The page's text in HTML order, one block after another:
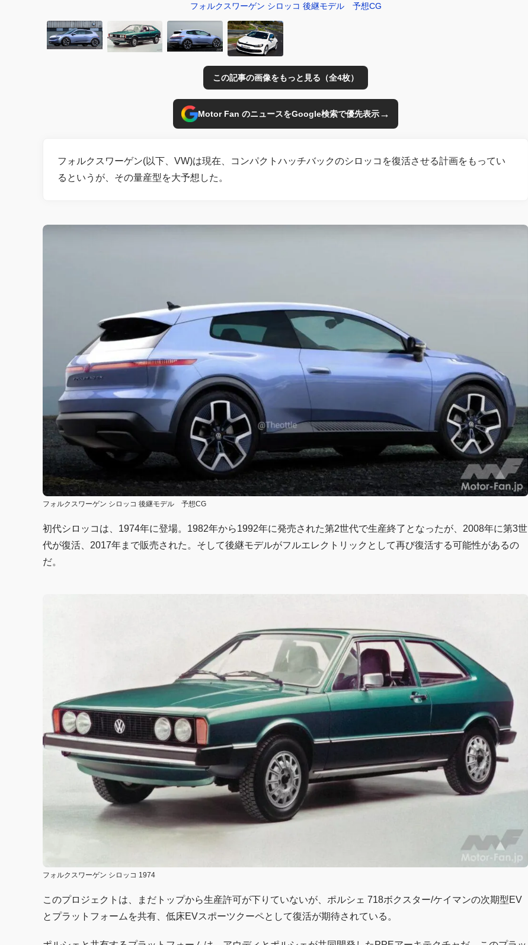
フォルクスワーゲン シロッコ 後継モデル 予想CG
この記事の画像をもっと見る（全4枚）
Motor Fan のニュースをGoogle検索で優先表示→
フォルクスワーゲン(以下、VW)は現在、コンパクトハッチバックのシロッコを復活させる計画をもってい
るというが、その量産型を大予想した。
フォルクスワーゲン シロッコ 後継モデル 予想CG
初代シロッコは、1974年に登場。1982年から1992年に発売された第2世代で生産終了となったが、2008年に第3世
代が復活、2017年まで販売された。そして後継モデルがフルエレクトリックとして再び復活する可能性があるの
だ。
フォルクスワーゲン シロッコ 1974
このプロジェクトは、まだトップから生産許可が下りていないが、ポルシェ 718ボクスター/ケイマンの次期型EV
とプラットフォームを共有、低床EVスポーツクーペとして復活が期待されている。